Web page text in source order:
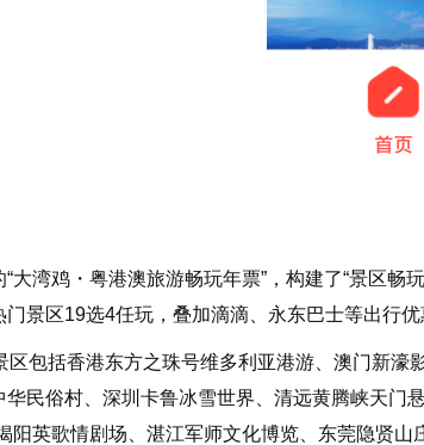
湾鸡・粤港澳旅游畅玩年票”，构建了“景区畅
景区19选4任玩，叠加滴滴、永东巴士等出行优
括香港东方之珠号维多利亚港游、澳门新濠
华民俗村、深圳卡鲁冰雪世界、清远黄腾峡天门
阳英歌情剧场、湛江军师文化博览、东莞隐贤